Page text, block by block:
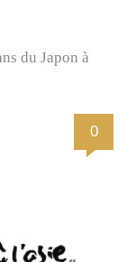
du Japon à
0